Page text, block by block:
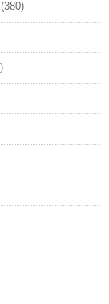
(380)